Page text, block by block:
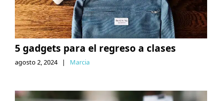
5 gadgets para el regreso a clases
agosto 2, 2024 | Marcia